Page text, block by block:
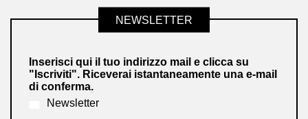
NEWSLETTER
Inserisci qui il tuo indirizzo mail e clicca su
"Iscriviti". Riceverai istantaneamente una e-mail
di conferma.
Newsletter